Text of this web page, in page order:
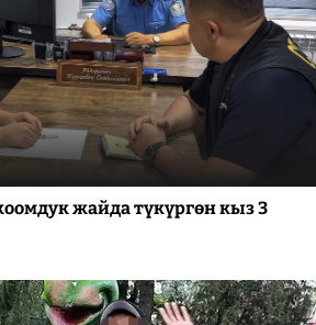
жайда түкүргөн кыз 3